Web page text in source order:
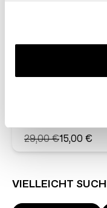
29,00 €15,00 €
VIELLEICHT